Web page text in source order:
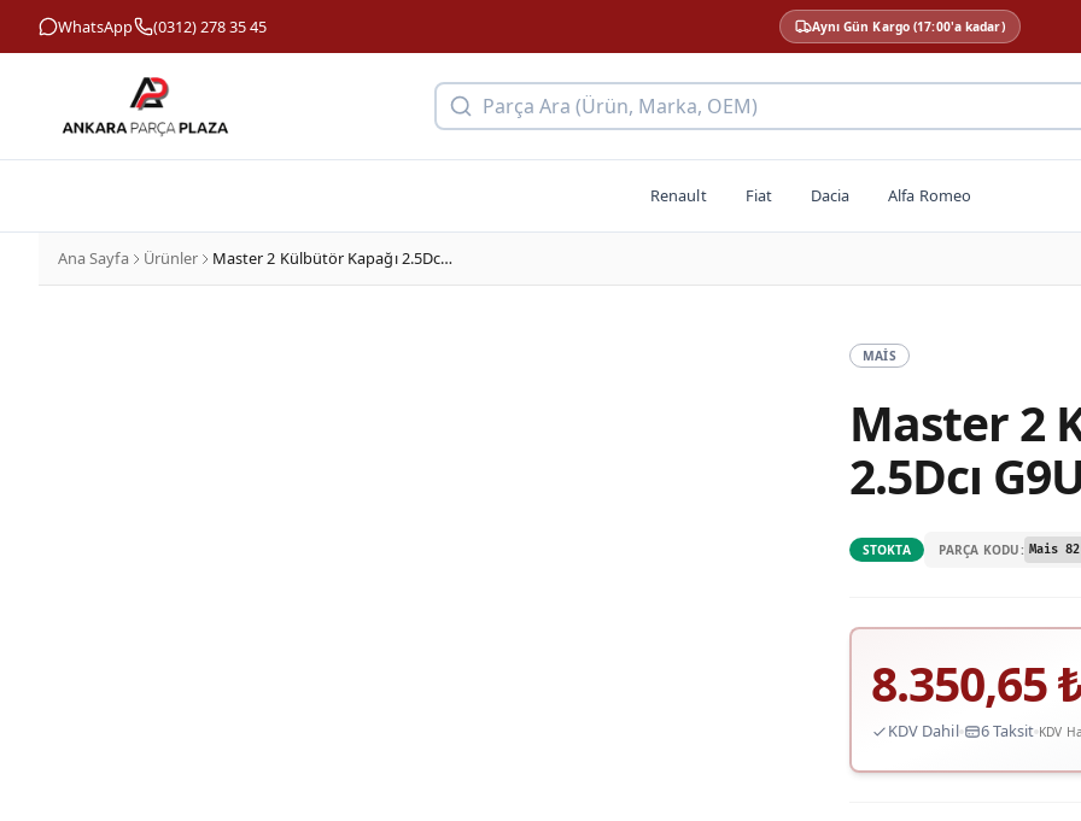
WhatsApp (0312) 278 35 45 Aynı Gün Kargo (17:00'a kadar)
Parça Ara (Ürün, Marka, OEM)
Renault Fiat Dacia Alfa Romeo
Ana Sayfa Ürünler Master 2 Külbütör Kapağı 2.5Dcı G9U 8200714033
MAIS
Master 2
2.5Dcı
STOKTA PARÇA KODU: Mais
8.350,65
KDV Dahil 6 Taksit KDV